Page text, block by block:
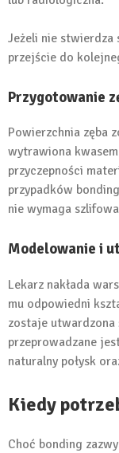
Jeżeli nie stwierdza
przejście do
Przygotowanie
Powierzchnia zęba
wytrawiona
przyczepności
przypadków
nie wymaga
Modelowanie i
Lekarz nakłada
mu odpowiedni
zostaje utwardzona
przeprowadzane
naturalny połysk
Kiedy
Choć bonding